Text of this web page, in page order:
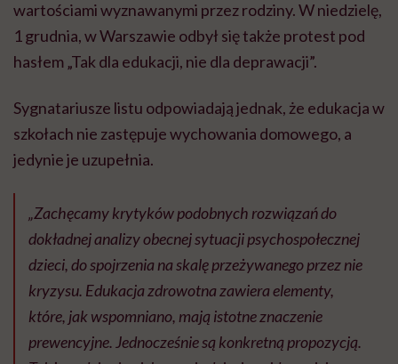
wartościami wyznawanymi przez rodziny. W niedzielę,
1 grudnia, w Warszawie odbył się także protest pod
hasłem „Tak dla edukacji, nie dla deprawacji”.
Sygnatariusze listu odpowiadają jednak, że edukacja w
szkołach nie zastępuje wychowania domowego, a
jedynie je uzupełnia.
„Zachęcamy krytyków podobnych rozwiązań do
dokładnej analizy obecnej sytuacji psychospołecznej
dzieci, do spojrzenia na skalę przeżywanego przez nie
kryzysu. Edukacja zdrowotna zawiera elementy,
które, jak wspomniano, mają istotne znaczenie
prewencyjne. Jednocześnie są konkretną propozycją.